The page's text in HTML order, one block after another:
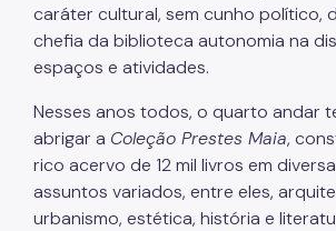
caráter cultural, sem cunho político,
chefia da biblioteca autonomia na
espaços e atividades.
Nesses anos todos, o quarto andar
abrigar a Coleção Prestes Maia,
rico acervo de 12 mil livros em
assuntos variados, entre eles,
urbanismo, estética, história e